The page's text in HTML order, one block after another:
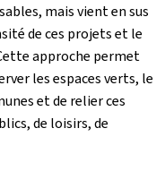
mais vient en sus
de ces projets et le
approche permet
les espaces verts, le
et de relier ces
de loisirs, de